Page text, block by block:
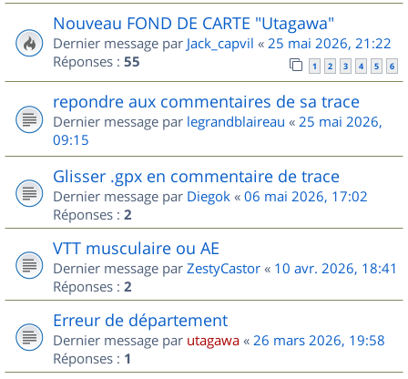
Nouveau FOND DE CARTE "Utagawa"
Dernier message par Jack_capvil « 25 mai 2026, 21:22
Réponses : 55 1 2 3 4 5 6
repondre aux commentaires de sa trace
Dernier message par legrandblaireau « 25 mai 2026,
09:15
Glisser .gpx en commentaire de trace
Dernier message par Diegok « 06 mai 2026, 17:02
Réponses : 2
VTT musculaire ou AE
Dernier message par ZestyCastor « 10 avr. 2026, 18:41
Réponses : 2
Erreur de département
Dernier message par utagawa « 26 mars 2026, 19:58
Réponses : 1